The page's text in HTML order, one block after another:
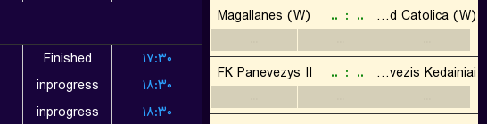
Finished
۱۷:۳۰
inprogress
۱۸:۳۰
inprogress
۱۸:۳۰